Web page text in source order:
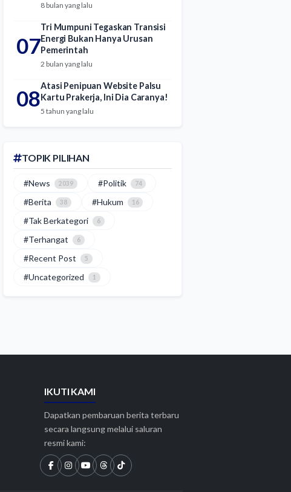
8 bulan yang lalu
07
Tri Mumpuni Tegaskan Transisi
Energi Bukan Hanya Urusan
Pemerintah
2 bulan yang lalu
08Atasi Penipuan Website Palsu
Kartu Prakerja, Ini Dia Caranya!
5 tahun yang lalu
TOPIK PILIHAN
#News 2039 #Politik 74
#Berita 38 #Hukum 16
#Tak Berkategori 6
#Terhangat 6
#Recent Post 5
#Uncategorized 1
IKUTI KAMI
Dapatkan pembaruan berita terbaru
secara langsung melalui saluran
resmi kami: